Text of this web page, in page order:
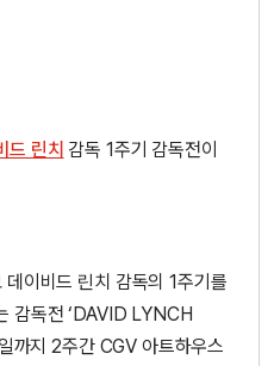
드 린치 감독 1주기 감독전이
이비드 린치 감독의 1주기를
감독전 ‘DAVID LYNCH
까지 2주간 CGV 아트하우스